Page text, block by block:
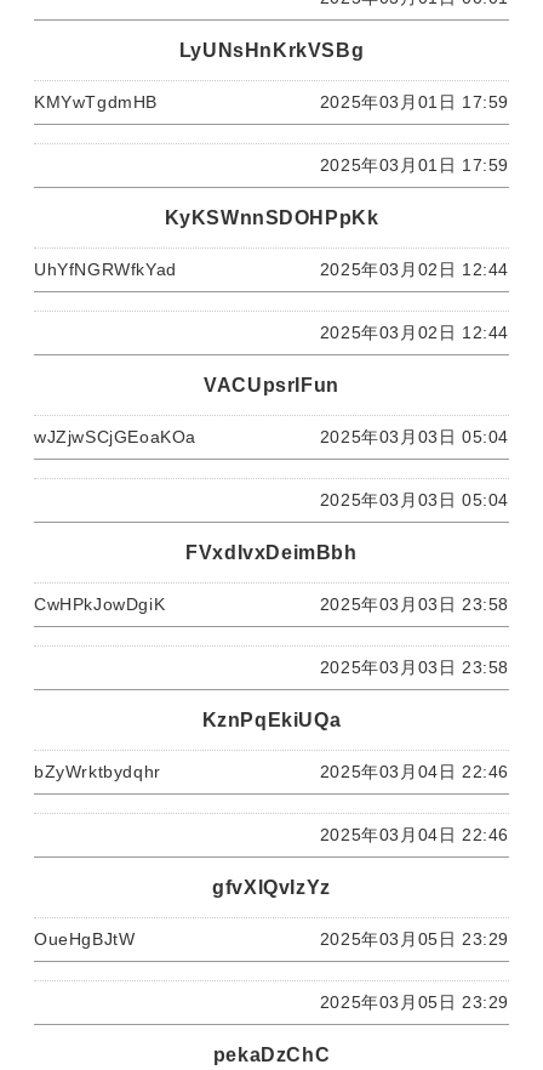
LyUNsHnKrkVSBg
KMYwTgdmHB 2025年03月01日 17:59
2025年03月01日 17:59
KyKSWnnSDOHPpKk
UhYfNGRWfkYad 2025年03月02日 12:44
2025年03月02日 12:44
VACUpsrIFun
wJZjwSCjGEoaKOa 2025年03月03日 05:04
2025年03月03日 05:04
FVxdIvxDeimBbh
CwHPkJowDgiK 2025年03月03日 23:58
2025年03月03日 23:58
KznPqEkiUQa
bZyWrktbydqhr 2025年03月04日 22:46
2025年03月04日 22:46
gfvXlQvIzYz
OueHgBJtW 2025年03月05日 23:29
2025年03月05日 23:29
pekaDzChC